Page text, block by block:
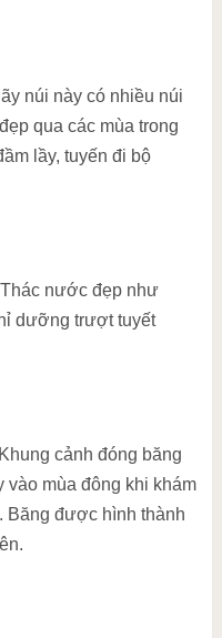
núi này có nhiều núi
qua các mùa trong
lầy, tuyến đi bộ
nước đẹp như
dưỡng trượt tuyết
cảnh đóng băng
vào mùa đông khi khám
Băng được hình thành